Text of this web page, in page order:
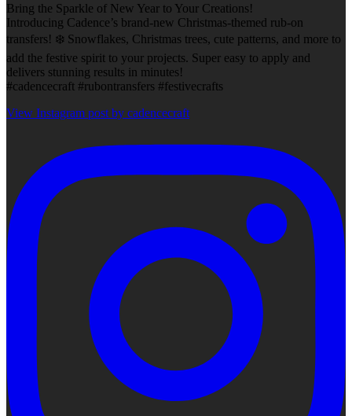
Bring the Sparkle of New Year to Your Creations!
Introducing Cadence’s brand-new Christmas-themed rub-on
transfers! ❄️ Snowflakes, Christmas trees, cute patterns, and more to
add the festive spirit to your projects. Super easy to apply and
delivers stunning results in minutes!
#cadencecraft #rubontransfers #festivecrafts
View Instagram post by cadencecraft